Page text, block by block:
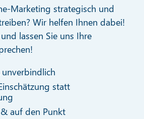
Marketing strategisch und
Wir helfen Ihnen dabei!
lassen Sie uns Ihre
statt
auf den Punkt